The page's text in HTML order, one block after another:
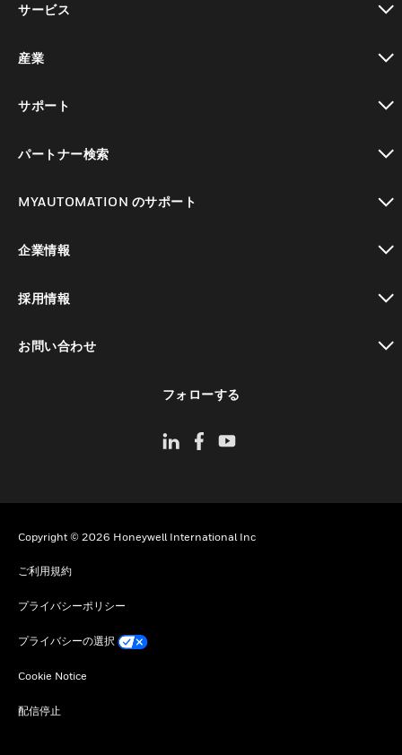
サービス
産業
サポート
パートナー検索
MYAUTOMATION のサポート
企業情報
採用情報
お問い合わせ
フォローする
Copyright © 2026 Honeywell International Inc
ご利用規約
プライバシーポリシー
プライバシーの選択
Cookie Notice
配信停止